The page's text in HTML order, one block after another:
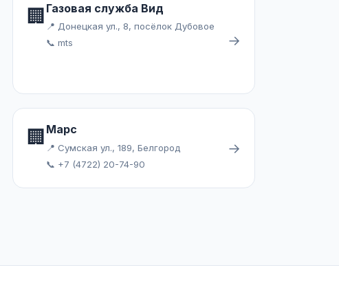
🏢 Газовая служба Вид
📍 Донецкая ул., 8, посёлок Дубовое
📞 mts
→
🏢 Марс
📍 Сумская ул., 189, Белгород
📞 +7 (4722) 20-74-90
→